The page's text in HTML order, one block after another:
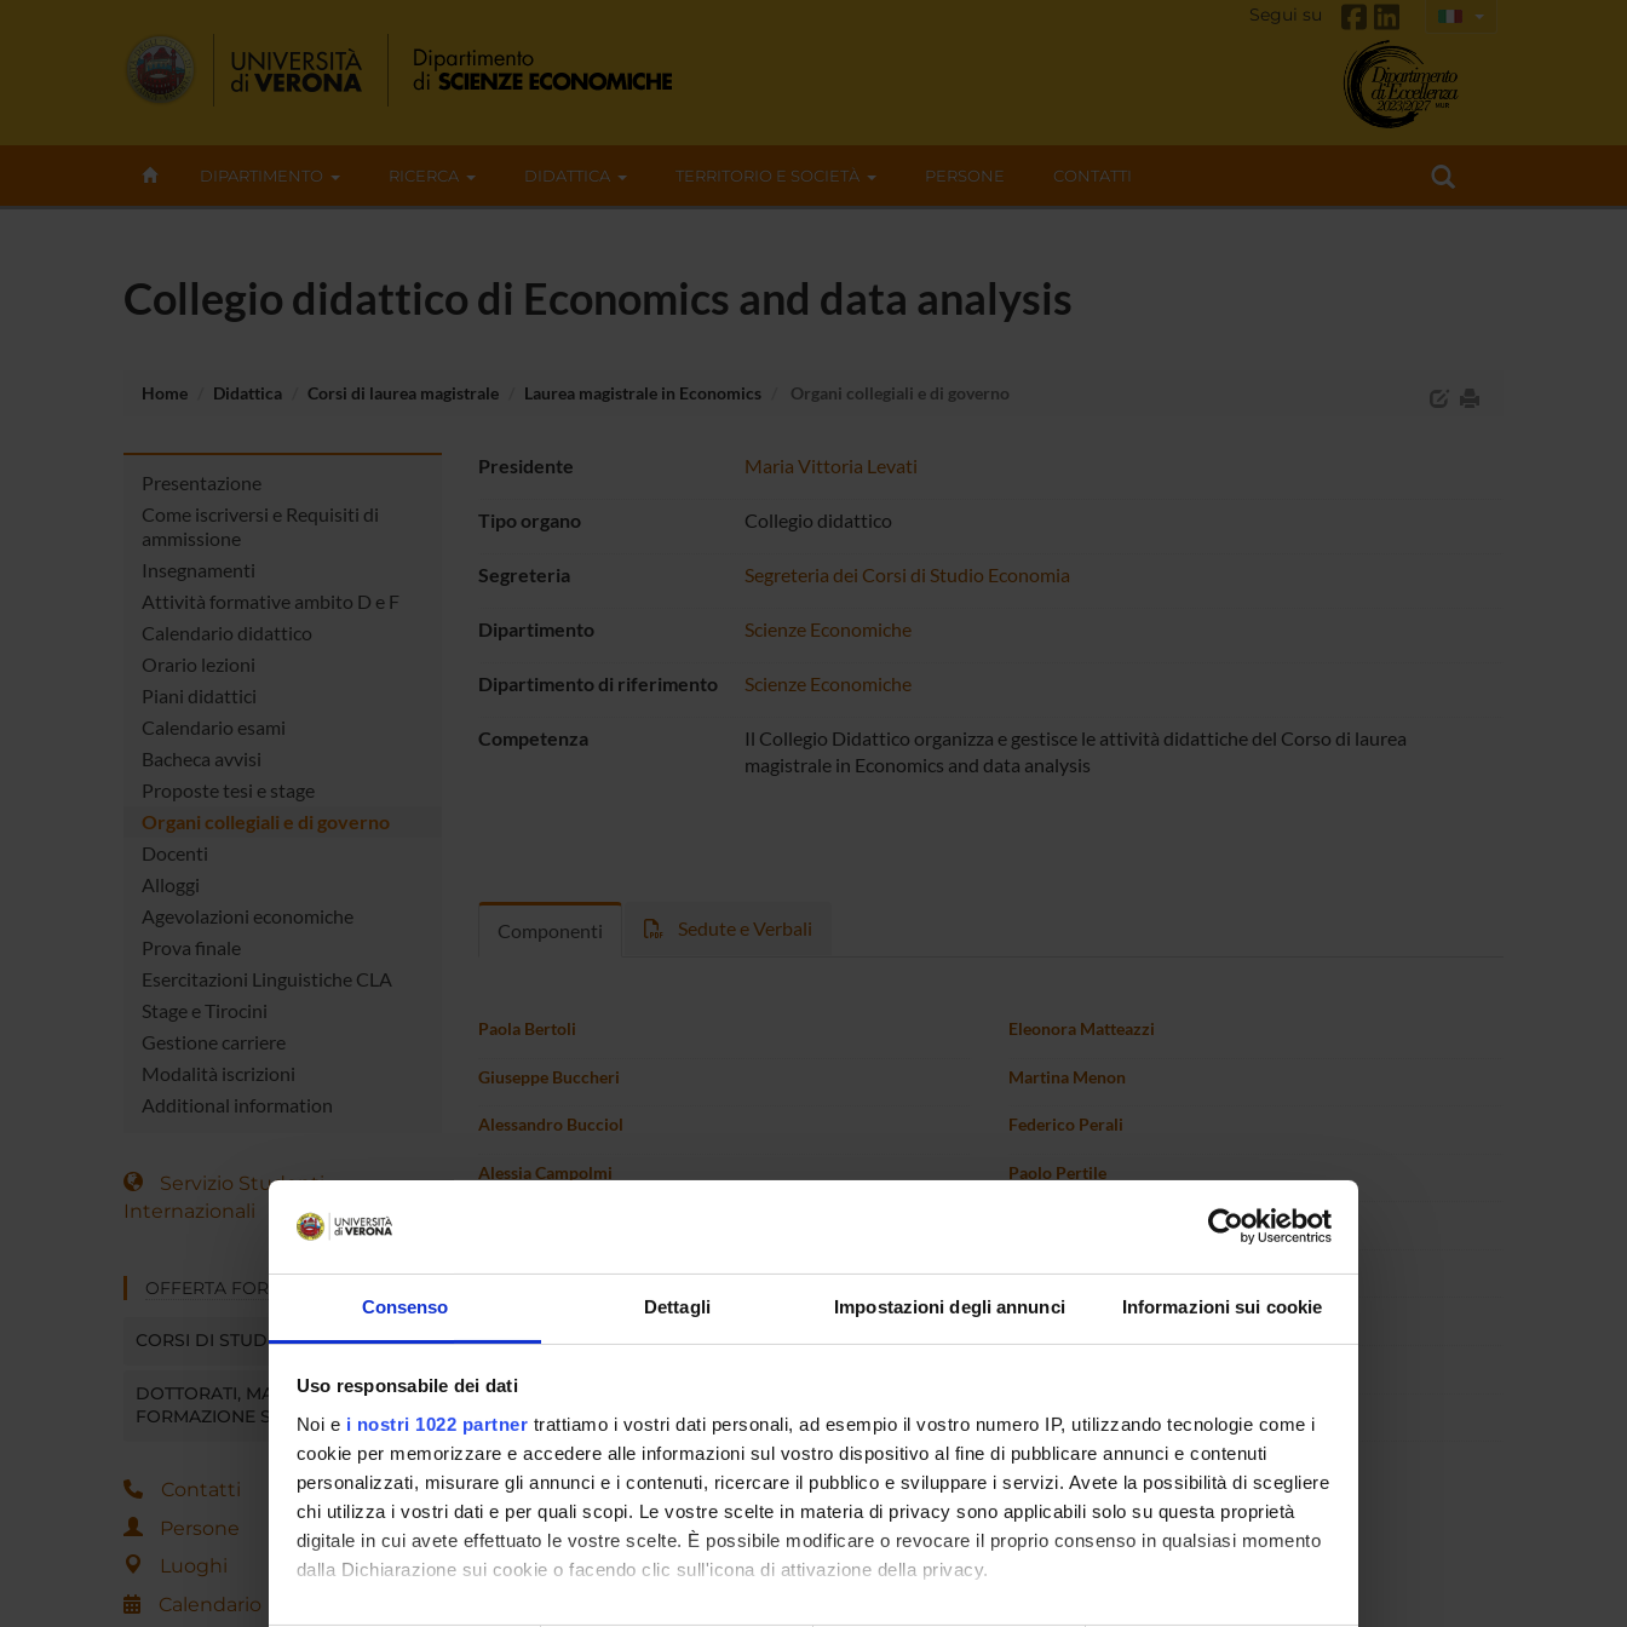
Consenso Dettagli Impostazioni degli annunci Informazioni sui cookie
Uso responsabile dei dati
Noi e i nostri 1022 partner trattiamo i vostri dati personali, ad esempio il vostro numero IP, utilizzando tecnologie come i
cookie per memorizzare e accedere alle informazioni sul vostro dispositivo al fine di pubblicare annunci e contenuti
personalizzati, misurare gli annunci e i contenuti, ricercare il pubblico e sviluppare i servizi. Avete la possibilità di scegliere
chi utilizza i vostri dati e per quali scopi. Le vostre scelte in materia di privacy sono applicabili solo su questa proprietà
digitale in cui avete effettuato le vostre scelte. È possibile modificare o revocare il proprio consenso in qualsiasi momento
dalla Dichiarazione sui cookie o facendo clic sull'icona di attivazione della privacy.
Segui su
DIPARTIMENTO RICERCA DIDATTICA TERRITORIO E SOCIETÀ PERSONE CONTATTI
Collegio didattico di Economics and data analysis
Home Didattica Corsi di laurea magistrale Laurea magistrale in Economics Organi collegiali e di governo
Presentazione
Come iscriversi e Requisiti di
ammissione
Insegnamenti
Attività formative ambito D e F
Calendario didattico
Orario lezioni
Piani didattici
Calendario esami
Bacheca avvisi
Proposte tesi e stage
Organi collegiali e di governo
Docenti
Alloggi
Agevolazioni economiche
Prova finale
Esercitazioni Linguistiche CLA
Stage e Tirocini
Gestione carriere
Modalità iscrizioni
Additional information
Servizio Studenti
Internazionali
OFFERTA FORMATIVA
CORSI DI STUDIO
DOTTORATI, MASTER E
FORMAZIONE SUPERIORE
Contatti
Persone
Luoghi
Calendario
Presidente Maria Vittoria Levati
Tipo organo Collegio didattico
Segreteria Segreteria dei Corsi di Studio Economia
Dipartimento Scienze Economiche
Dipartimento di riferimento Scienze Economiche
Competenza
Il Collegio Didattico organizza e gestisce le attività didattiche del Corso di laurea
magistrale in Economics and data analysis
Componenti Sedute e Verbali
Paola Bertoli
Giuseppe Buccheri
Alessandro Bucciol
Alessia Campolmi
Francesco De Sinopoli
Maria Vittoria Levati Presidente
Eleonora Matteazzi
Martina Menon
Federico Perali
Paolo Pertile
Paolo Roffia
Claudio Zoli